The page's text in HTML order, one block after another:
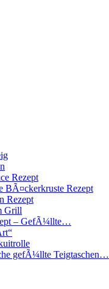
Rezept
BÃ¤ckerkruste Rezept
Rezept
Grill
– GefÃ¼llte…
gefÃ¼llte Teigtaschen…